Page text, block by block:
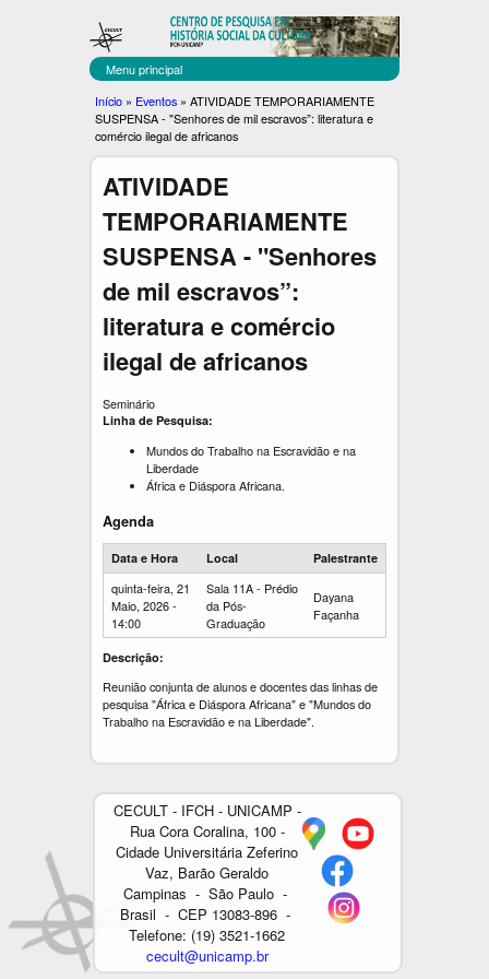
Pular
para
o
conteúdo
principal
C
E
C
U
L
T
Menu principal
Você
está
aqui
Início » Eventos » ATIVIDADE TEMPORARIAMENTE
SUSPENSA - "Senhores de mil escravos”: literatura e
comércio ilegal de africanos
ATIVIDADE
TEMPORARIAMENTE
SUSPENSA - "Senhores
de mil escravos”:
literatura e comércio
ilegal de africanos
Seminário
Linha de Pesquisa:
Mundos do Trabalho na Escravidão e na
Liberdade
África e Diáspora Africana.
Agenda
Data e Hora Local Palestrante
quinta-feira, 21
Maio, 2026 -
14:00
Sala 11A - Prédio
da Pós-
Graduação
Dayana
Façanha
Descrição:
Reunião conjunta de alunos e docentes das linhas de
pesquisa "África e Diáspora Africana" e "Mundos do
Trabalho na Escravidão e na Liberdade".
CECULT - IFCH - UNICAMP -
Rua Cora Coralina, 100 -
Cidade Universitária Zeferino
Vaz, Barão Geraldo
Campinas - São Paulo -
Brasil - CEP 13083-896 -
Telefone: (19) 3521-1662
cecult@unicamp.br